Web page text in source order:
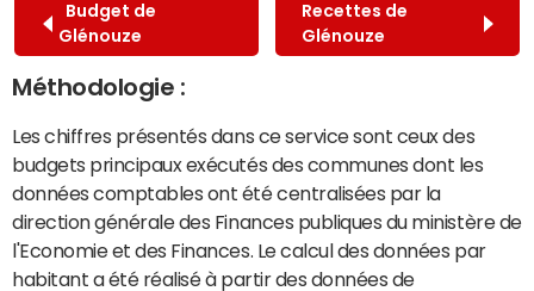
Budget de
Glénouze
Recettes de
Glénouze
Méthodologie :
Les chiffres présentés dans ce service sont ceux des
budgets principaux exécutés des communes dont les
données comptables ont été centralisées par la
direction générale des Finances publiques du ministère de
l'Economie et des Finances. Le calcul des données par
habitant a été réalisé à partir des données de